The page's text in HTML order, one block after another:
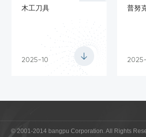
木工刀具
2025-10 
普努
© 2001-2014 bangpu Corporation. All Rights